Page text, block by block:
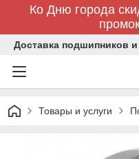
Ко Дню города
Доставка подшипников
Товары и услуги